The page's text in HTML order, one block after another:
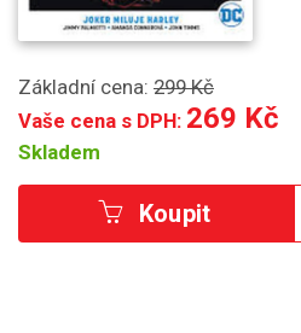
Základní cena: 299 Kč
Vaše cena s DPH: 269 Kč
Skladem
Koupit